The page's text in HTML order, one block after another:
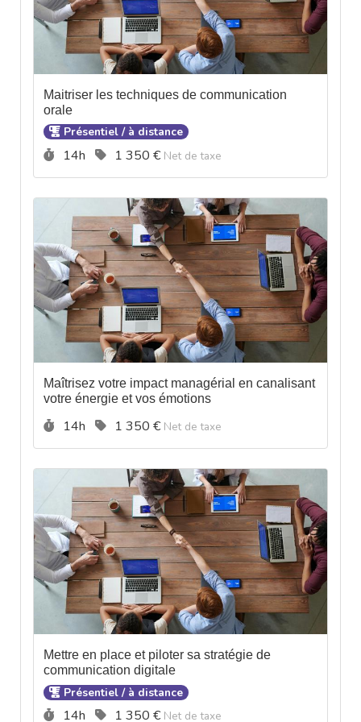
Maitriser les techniques de communication
orale
Présentiel / à distance
Durée :
14h Prix :
1 350 € Net de taxe
Maîtrisez votre impact managérial en canalisant
votre énergie et vos émotions
Durée :
14h Prix :
1 350 € Net de taxe
Mettre en place et piloter sa stratégie de
communication digitale
Présentiel / à distance
Durée :
14h Prix :
1 350 € Net de taxe